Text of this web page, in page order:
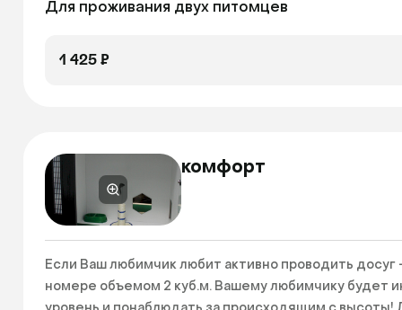
Для проживания двух питомцев
1 425 ₽
комфорт
Если Ваш любимчик любит активно проводить
номере объемом 2 куб.м. Вашему любимчику будет